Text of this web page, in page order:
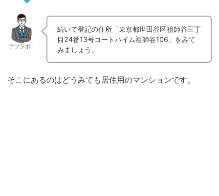
アプラボ！
続いて登記の住所「東京都世田谷区祖師谷三丁
目24番13号コートハイム祖師谷106」をみて
みましょう。
そこにあるのはどうみても居住用のマンションです。